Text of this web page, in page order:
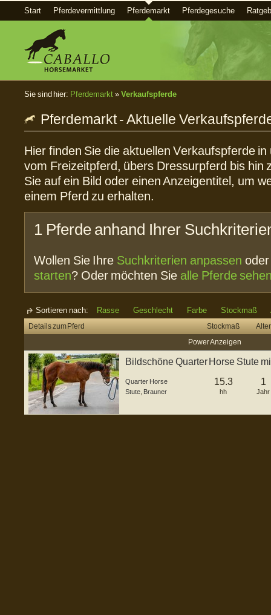
Start Pferdevermittlung Pferdemarkt Pferdegesuche
Sie sind hier: Pferdemarkt » Verkaufspferde
Pferdemarkt - Aktuelle
Hier finden Sie die aktuellen Verkaufspferde
vom Freizeitpferd, übers Dressurpferd bis hin
Sie auf ein Bild oder einen Anzeigentitel, um
einem Pferd zu erhalten.
1 Pferde anhand Ihrer
Wollen Sie Ihre Suchkriterien anpassen
starten? Oder möchten Sie alle Pferde
Sortieren nach: Rasse Geschlecht Farbe Stockmaß
Details zum Pferd Stockmaß
Alter
Power Anzeigen
Bildschöne Quarter Horse Stute
Quarter Horse
Stute Brauner
15.3
hh
1
Jahr